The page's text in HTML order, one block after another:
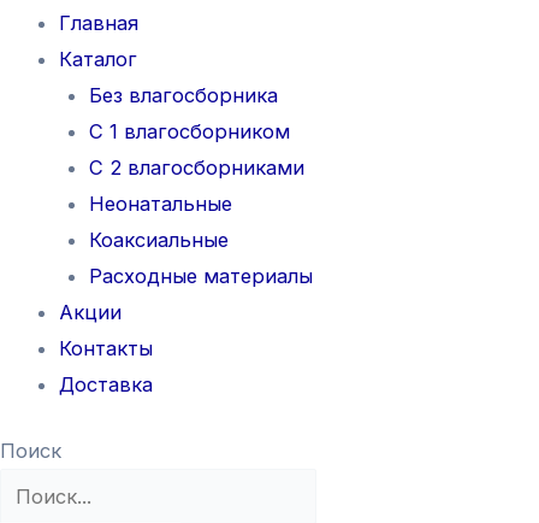
Главная
Каталог
Без влагосборника
С 1 влагосборником
С 2 влагосборниками
Неонатальные
Коаксиальные
Расходные материалы
Акции
Контакты
Доставка
Поиск